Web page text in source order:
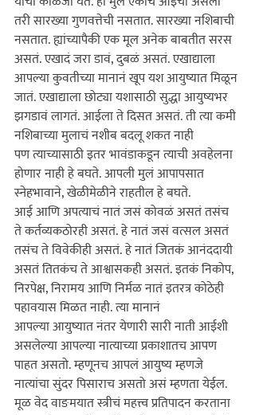
तरी सारख्या गुणवत्तेची नसतात. सारख्या नशिबाची
नसतात. ह्यांच्यापैकी एक मूल अनेक बाबतीत सरस
असतं. एखादं जरा डावं, दुबळं असतं. एखाद्याला
आपल्या कुवतीच्या मानानं खूप यश आयुष्यात मिळून
जातं. एखाद्याला छोट्या यशासाठी सुद्धा आयुष्यभर
झगडावं लागतं. आईला ते दिसत असतं. ती त्या कमी
नशिबाच्या मुलाचं नशीब बदलू शकत नाही
पण त्याच्यासाठी इतर भावंडाकडून त्याची अवहेलना
होणार नाही हे बघते. आपली मुलं आपापसात
स्नेहभावाने, खेळीमेळीने राहतील हे बघते.
आई आणि अपत्याचं नातं जसं कोवळं असतं तसंच
ते कर्तव्यकठोरही असतं. हे नातं जसं वत्सल असतं
तसंच ते विवेकीही असतं. हे नातं जितकं आनंददायी
असतं तितकंच ते आश्वासकही असतं. इतकं निकोप,
निरपेक्ष, निरामय आणि निर्मळ नातं इतरत्र कोठेही
पहावयास मिळत नाही. त्या मानानं
आपल्या आयुष्यात नंतर येणारी सारी नाती आईशी
असलेल्या आपल्या नात्याच्या प्रकाशातच आपण
पाहत असतो. म्हणूनच आपलं आयुष्य म्हणजे
नात्यांचा सुंदर पिसाराच असतो असं म्हणता येईल.
मूळ वेद वाङमयात स्त्रीचं महत्त्व प्रतिपादन करताना